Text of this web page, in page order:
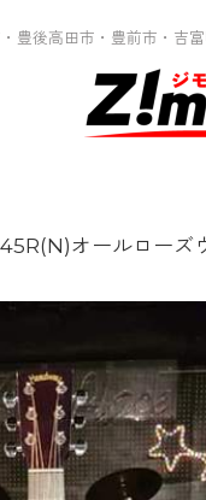
豊後高田市・豊前市・吉
オールローズ